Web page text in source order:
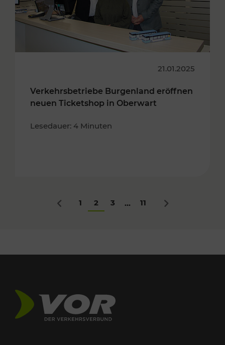
21.01.2025
Verkehrsbetriebe Burgenland eröffnen
neuen Ticketshop in Oberwart
Lesedauer: 4 Minuten
Zurück
1 2 3 ... 11 Nächstes